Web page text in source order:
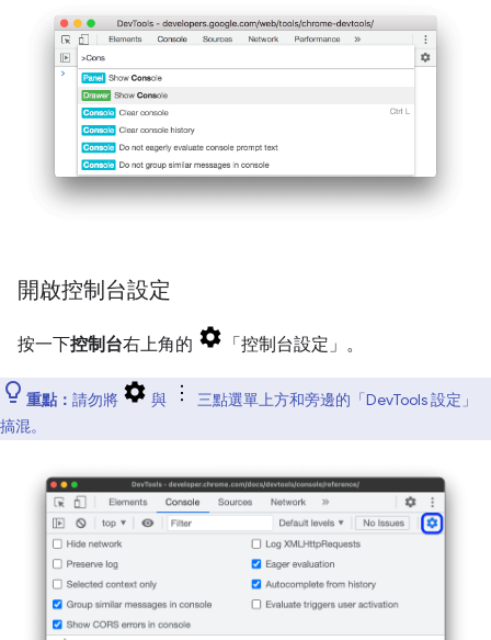
開啟控制台設定
按一下控制台右上角的 「控制台設定」 。
重點： 請勿將 與
三點選單上方和旁邊的「DevTools 設定」
搞混。